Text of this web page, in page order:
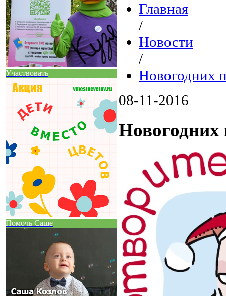
Участвовать
Помочь Саше
Главная
/
Новости
/
Новогодних
08-11-2016